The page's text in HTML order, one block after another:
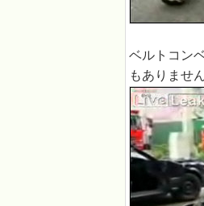
ベルトコン
もありませ